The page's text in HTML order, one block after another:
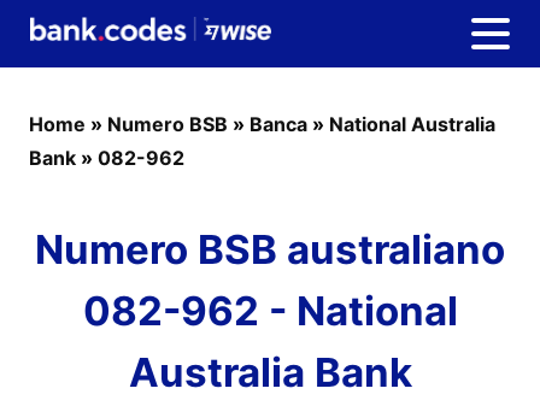
Home » Numero BSB » Banca » National Australia
Bank » 082-962
Numero BSB australiano
082-962 - National
Australia Bank